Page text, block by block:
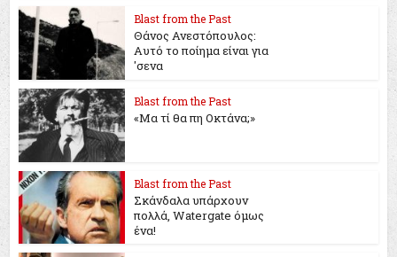
Blast from the Past
Θάνος Ανεστόπουλος:
Αυτό το ποίημα είναι για
'σενα
Blast from the Past
«Μα τί θα πη Οκτάνα;»
Blast from the Past
Σκάνδαλα υπάρχουν
πολλά, Watergate όμως
ένα!